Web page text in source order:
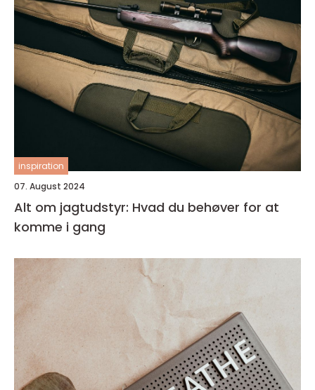
inspiration
07. August 2024
Alt om jagtudstyr: Hvad du behøver for at
komme i gang